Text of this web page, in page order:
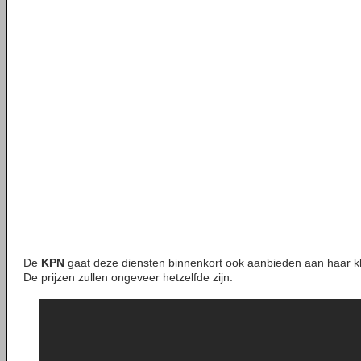
De KPN gaat deze diensten binnenkort ook aanbieden aan haar
De prijzen zullen ongeveer hetzelfde zijn.